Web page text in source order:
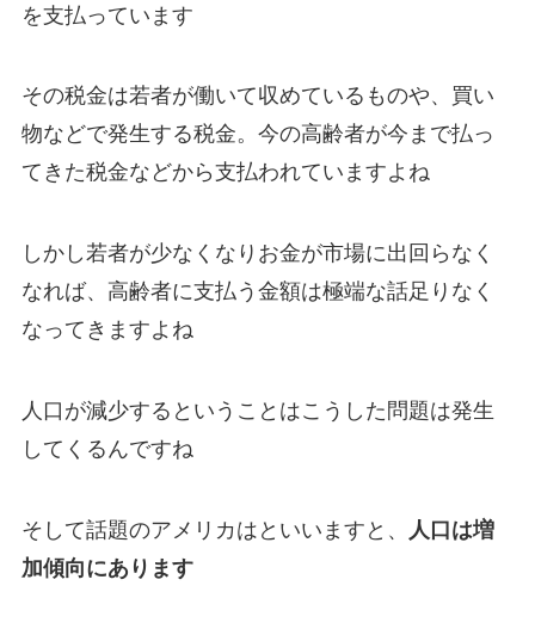
を支払っています
その税金は若者が働いて収めているものや、買い
物などで発生する税金。今の高齢者が今まで払っ
てきた税金などから支払われていますよね
しかし若者が少なくなりお金が市場に出回らなく
なれば、高齢者に支払う金額は極端な話足りなく
なってきますよね
人口が減少するということはこうした問題は発生
してくるんですね
そして話題のアメリカはといいますと、
人口は増
加傾向にあります